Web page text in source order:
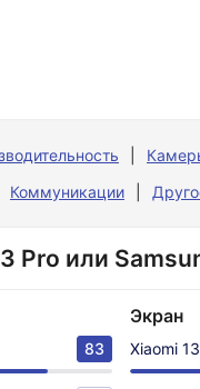
Коммуникации
Pro или
83
Экран
Xiaomi